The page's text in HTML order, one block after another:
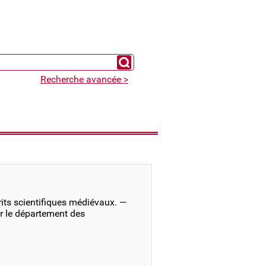
Chercher un expert
Recherche avancée >
scientifiques médiévaux. —
le département des